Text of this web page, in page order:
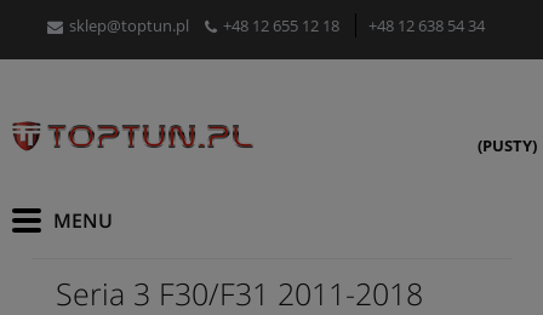
sklep@toptun.pl +48 12 655 12 18 +48 12 638 54 34
(PUSTY)
Seria 3 F30/F31 2011-2018